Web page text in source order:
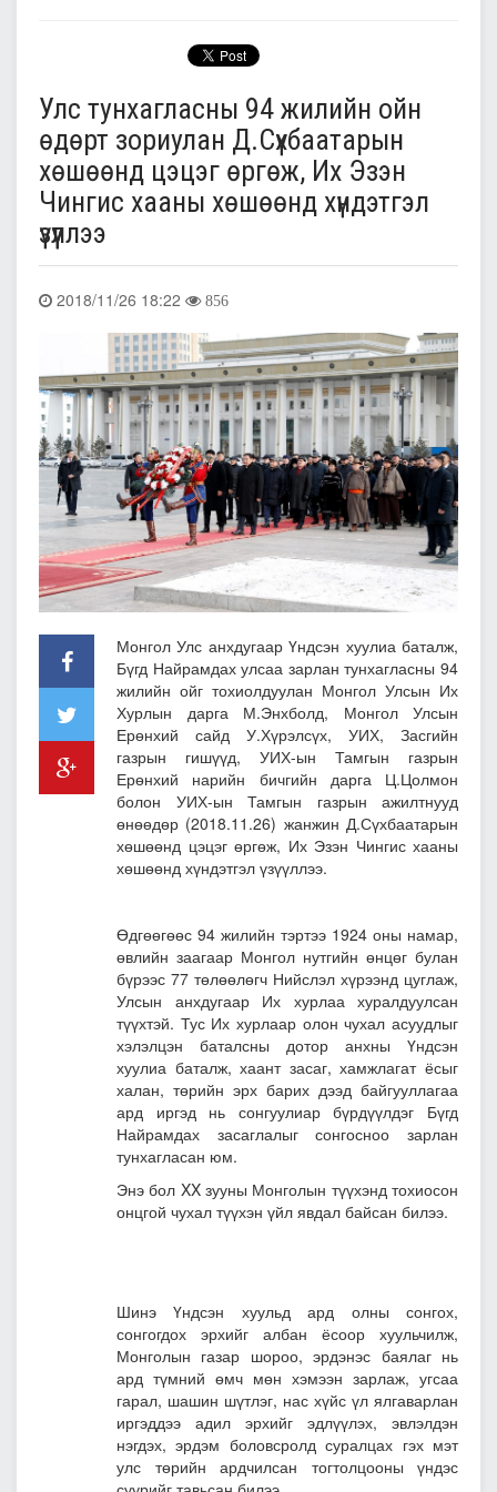
Улс тунхагласны 94 жилийн ойн
өдөрт зориулан Д.Сүхбаатарын
хөшөөнд цэцэг өргөж, Их Эзэн
Чингис хааны хөшөөнд хүндэтгэл
үзүүллээ
2018/11/26 18:22 856
Монгол Улс анхдугаар Үндсэн хуулиа баталж,
Бүгд Найрамдах улсаа зарлан тунхагласны 94
жилийн ойг тохиолдуулан Монгол Улсын Их
Хурлын дарга М.Энхболд, Монгол Улсын
Ерөнхий сайд У.Хүрэлсүх, УИХ, Засгийн
газрын гишүүд, УИХ-ын Тамгын газрын
Ерөнхий нарийн бичгийн дарга Ц.Цолмон
болон УИХ-ын Тамгын газрын ажилтнууд
өнөөдөр (2018.11.26) жанжин Д.Сүхбаатарын
хөшөөнд цэцэг өргөж, Их Эзэн Чингис хааны
хөшөөнд хүндэтгэл үзүүллээ.
Өдгөөгөөс 94 жилийн тэртээ 1924 оны намар,
өвлийн заагаар Монгол нутгийн өнцөг булан
бүрээс 77 төлөөлөгч Нийслэл хүрээнд цуглаж,
Улсын анхдугаар Их хурлаа хуралдуулсан
түүхтэй. Тус Их хурлаар олон чухал асуудлыг
хэлэлцэн баталсны дотор анхны Үндсэн
хуулиа баталж, хаант засаг, хамжлагат ёсыг
халан, төрийн эрх барих дээд байгууллагаа
ард иргэд нь сонгуулиар бүрдүүлдэг Бүгд
Найрамдах засаглалыг сонгосноо зарлан
тунхагласан юм.
Энэ бол XX зууны Монголын түүхэнд тохиосон
онцгой чухал түүхэн үйл явдал байсан билээ.
Шинэ Үндсэн хуульд ард олны сонгох,
сонгогдох эрхийг албан ёсоор хуульчилж,
Монголын газар шороо, эрдэнэс баялаг нь
ард түмний өмч мөн хэмээн зарлаж, угсаа
гарал, шашин шүтлэг, нас хүйс үл ялгаварлан
иргэддээ адил эрхийг эдлүүлэх, эвлэлдэн
нэгдэх, эрдэм боловсролд суралцах гэх мэт
улс төрийн ардчилсан тогтолцооны үндэс